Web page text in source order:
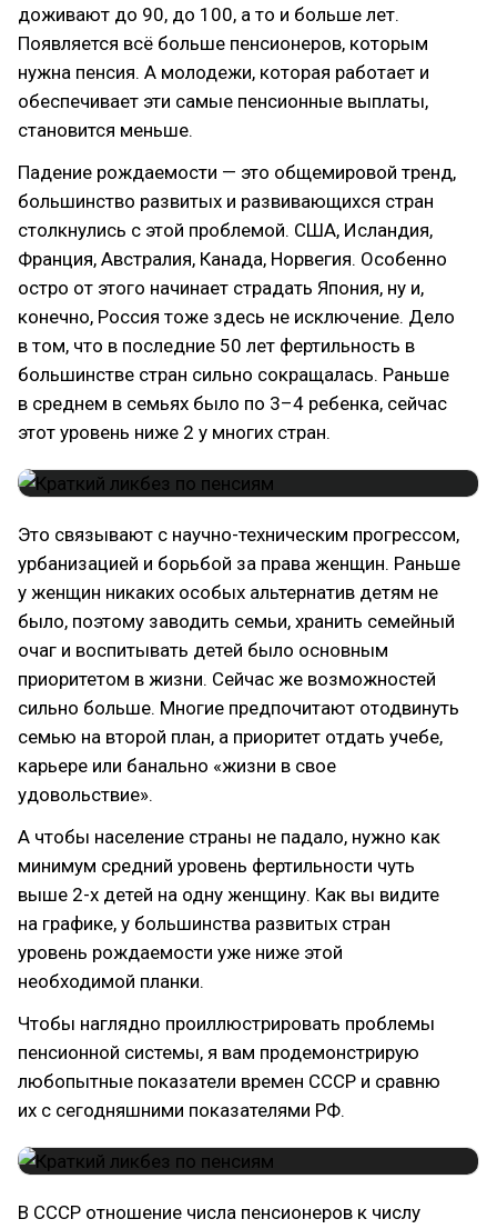
доживают до 90, до 100, а то и больше лет.
Появляется всё больше пенсионеров, которым
нужна пенсия. А молодежи, которая работает и
обеспечивает эти самые пенсионные выплаты,
становится меньше.
Падение рождаемости — это общемировой тренд,
большинство развитых и развивающихся стран
столкнулись с этой проблемой. США, Исландия,
Франция, Австралия, Канада, Норвегия. Особенно
остро от этого начинает страдать Япония, ну и,
конечно, Россия тоже здесь не исключение. Дело
в том, что в последние 50 лет фертильность в
большинстве стран сильно сокращалась. Раньше
в среднем в семьях было по 3–4 ребенка, сейчас
этот уровень ниже 2 у многих стран.
Это связывают с научно-техническим прогрессом,
урбанизацией и борьбой за права женщин. Раньше
у женщин никаких особых альтернатив детям не
было, поэтому заводить семьи, хранить семейный
очаг и воспитывать детей было основным
приоритетом в жизни. Сейчас же возможностей
сильно больше. Многие предпочитают отодвинуть
семью на второй план, а приоритет отдать учебе,
карьере или банально «жизни в свое
удовольствие».
А чтобы население страны не падало, нужно как
минимум средний уровень фертильности чуть
выше 2-х детей на одну женщину. Как вы видите
на графике, у большинства развитых стран
уровень рождаемости уже ниже этой
необходимой планки.
Чтобы наглядно проиллюстрировать проблемы
пенсионной системы, я вам продемонстрирую
любопытные показатели времен СССР и сравню
их с сегодняшними показателями РФ.
В СССР отношение числа пенсионеров к числу